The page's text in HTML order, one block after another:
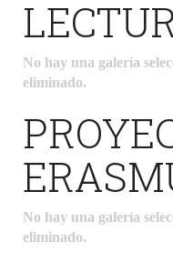
No hay una galería
eliminado.
No hay una galería
eliminado.